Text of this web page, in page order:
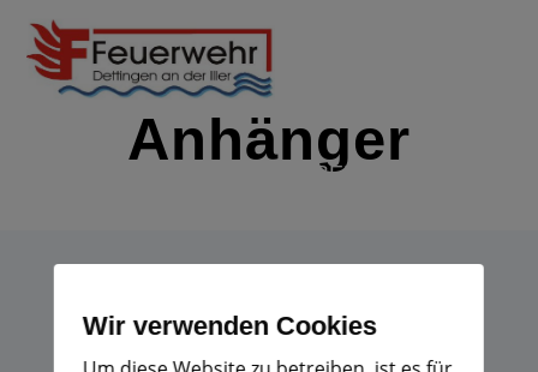
Inhalt
Anhänger
IMMER EINSATZBEREIT
Verkehr/ Ölunfall, TS, Strom, Hochwasser
Wir verwenden Cookies